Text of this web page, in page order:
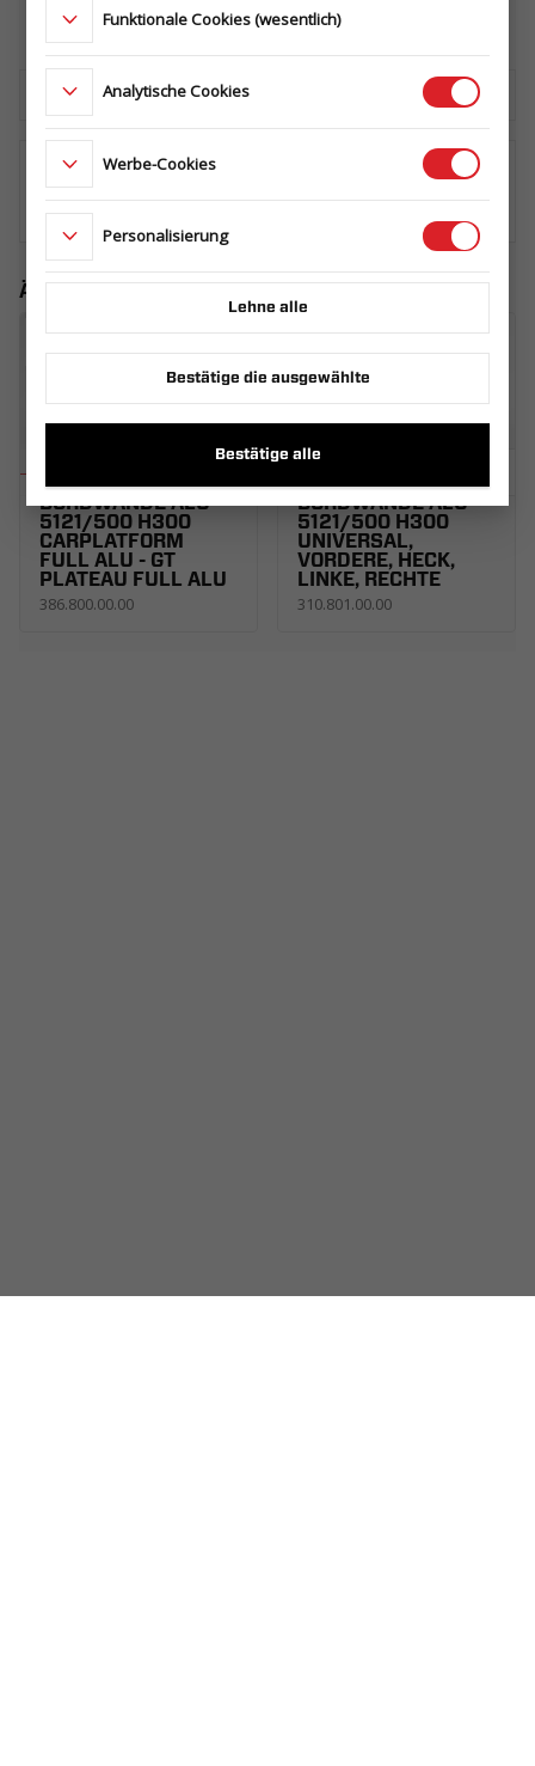
Laden Sie das technische Datenblatt herunter
Ähnliche Produkte
BORDWÄNDE ALU
5121/500 H300
CARPLATFORM
FULL ALU - GT
PLATEAU FULL ALU
386.800.00.00
BORDWÄNDE ALU
5121/500 H300
UNIVERSAL,
VORDERE, HECK,
LINKE, RECHTE
310.801.00.00
Funktionale Cookies (wesentlich)
Analytische Cookies
Werbe-Cookies
Personalisierung
Lehne alle
Bestätige die ausgewählte
Bestätige alle